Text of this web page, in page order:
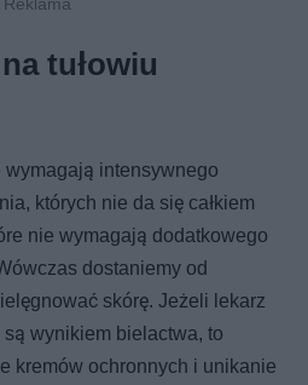
tułowiu
intensywnego
których nie da się całkiem
nie wymagają dodatkowego
dostaniemy od
skórę. Jeżeli lekarz
wynikiem bielactwa, to
kremów ochronnych i unikanie